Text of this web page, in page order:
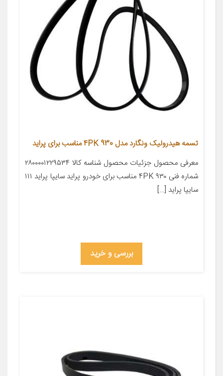
تسمه هیدرولیک ونگارد مدل 4PK 930 مناسب برای پراید
معرفی محصول جزئیات محصول شناسه کالا ۲۸۰۰۰۰۱۲۲۹۵۳۴
شماره فنی ۴PK ۹۳۰ مناسب برای خودرو پراید سایپا پراید ۱۱۱
سایپا پراید […]
بررسی و خرید